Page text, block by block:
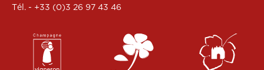
Tél. - +33 (0)3 26 97 43 46